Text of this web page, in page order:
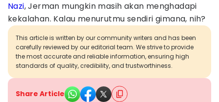
Nazi, Jerman mungkin masih akan menghadapi
kekalahan. Kalau menurutmu sendiri gimana, nih?
This article is written by our community writers and has been
carefully reviewed by our editorial team. We strive to provide
the most accurate and reliable information, ensuring high
standards of quality, credibility, and trustworthiness.
Share Article